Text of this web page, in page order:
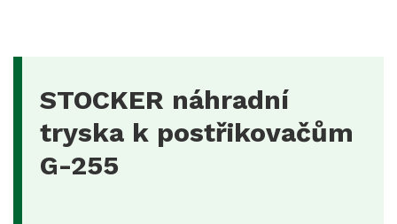
STOCKER náhradní
tryska k postřikovačům
G-255